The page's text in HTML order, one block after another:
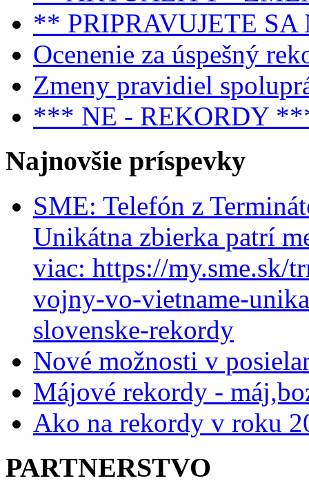
** PRIPRAVUJETE SA
Ocenenie za úspešný
Zmeny pravidiel
*** NE - REKORDY
Najnovšie príspevky
SME: Telefón z
Unikátna zbierka patrí
viac: https://my.sme.sk/
vojny-vo-vietname-
slovenske-rekordy
Nové možnosti v
Májové rekordy -
Ako na rekordy v roku
PARTNERSTVO